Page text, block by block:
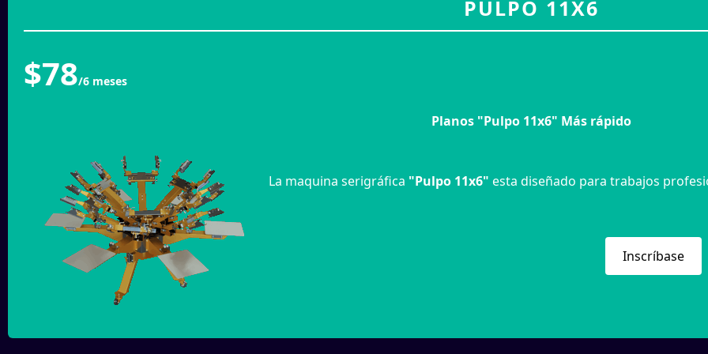
PULPO 11X6
$78/6 meses
Planos "Pulpo 11x6" Más rápido
La maquina serigráfica "Pulpo 11x6" esta diseñado para trabajos
Inscríbase